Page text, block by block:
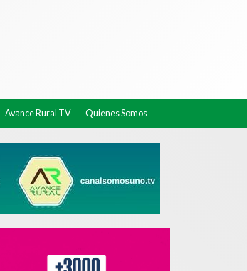
Avance Rural TV Quienes Somos